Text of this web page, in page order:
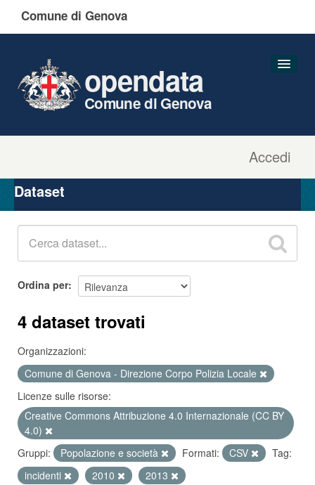
Comune di Genova
Accedi
opendata
Comune di Genova
Organizzazioni
Gruppi
Dataset
Ordina per
4 dataset trovati
Organizzazioni:
Comune di Genova - Direzione Corpo Polizia Locale
Licenze sulle risorse:
Creative Commons Attribuzione 4.0 Internazionale (CC BY
4.0)
Gruppi:
Popolazione e società Formati: CSV
Tag:
incidenti
2010
2013